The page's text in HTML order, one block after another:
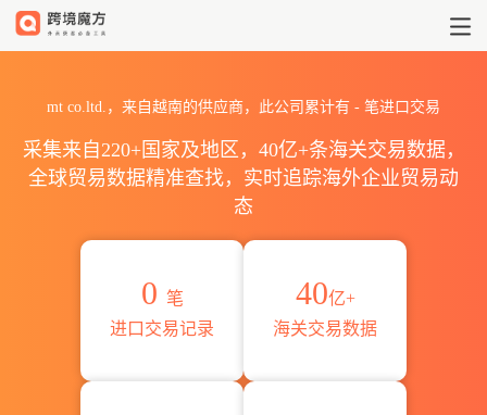
mt co.ltd.，来自越南的供应商，此公司累计有 - 笔进口交易
采集来自220+国家及地区，40亿+条海关交易数据，
全球贸易数据精准查找，实时追踪海外企业贸易动
态
0 笔
进口交易记录
40亿+
海关交易数据